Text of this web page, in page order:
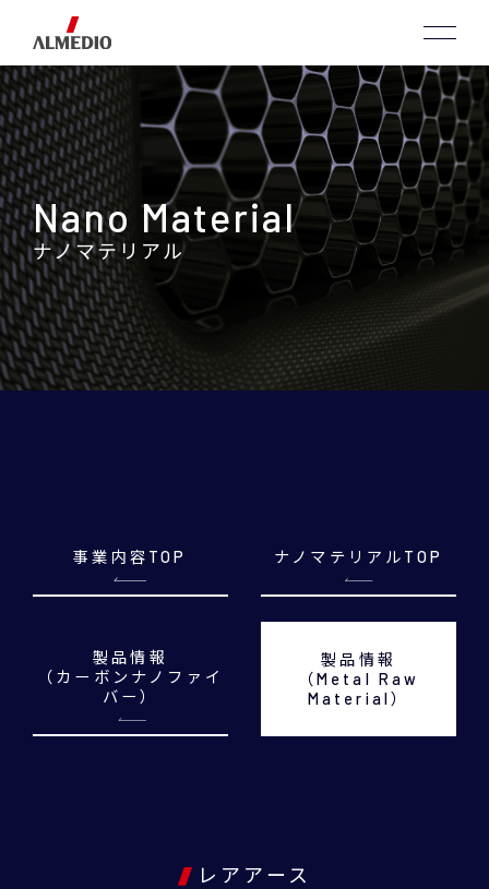
Nano Material
ナノマテリアル
事業内容TOP ナノマテリアルTOP
製品情報
（カーボンナノファイ
バー）
製品情報
（Metal Raw
Material）
レアアース